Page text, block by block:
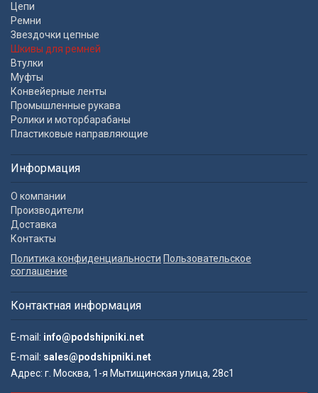
Цепи
Ремни
Звездочки цепные
Шкивы для ремней
Втулки
Муфты
Конвейерные ленты
Промышленные рукава
Ролики и моторбарабаны
Пластиковые направляющие
Информация
О компании
Производители
Доставка
Контакты
Политика конфиденциальности Пользовательское
соглашение
Контактная информация
E-mail: info@podshipniki.net
E-mail: sales@podshipniki.net
Адрес: г. Москва, 1-я Мытищинская улица, 28с1